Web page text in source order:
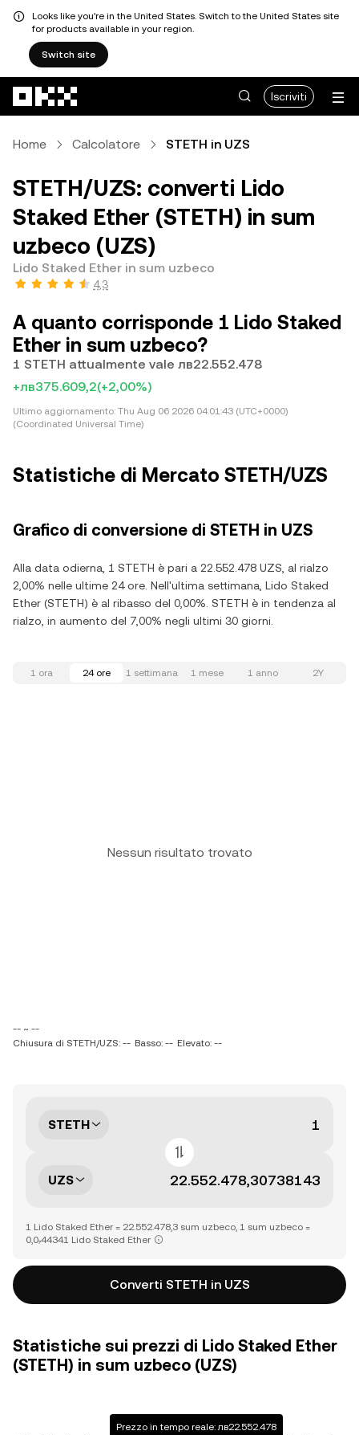
Looks like you're in the United States. Switch to the United States site
for products available in your region.
Switch site
Iscriviti
Home Calcolatore STETH in UZS
STETH/UZS: converti Lido
Staked Ether (STETH) in sum
uzbeco (UZS)
Lido Staked Ether in sum uzbeco
4,3
A quanto corrisponde 1 Lido Staked
Ether in sum uzbeco?
1 STETH attualmente vale лв22.552.478
+лв375.609,2(+2,00%)
Ultimo aggiornamento: Thu Aug 06 2026 04:01:43 (UTC+0000)
(Coordinated Universal Time)
Statistiche di Mercato STETH/UZS
Grafico di conversione di STETH in UZS
Alla data odierna, 1 STETH è pari a 22.552.478 UZS, al rialzo
2,00% nelle ultime 24 ore. Nell'ultima settimana, Lido Staked
Ether (STETH) è al ribasso del 0,00%. STETH è in tendenza al
rialzo, in aumento del 7,00% negli ultimi 30 giorni.
1 ora 24 ore 1 settimana 1 mese 1 anno 2Y
Nessun risultato trovato
-- ~ --
Chiusura di STETH/UZS: -- Basso: -- Elevato: --
STETH
UZS
1 Lido Staked Ether = 22.552.478,3 sum uzbeco, 1 sum uzbeco =
0,0₇44341 Lido Staked Ether
Converti STETH in UZS
Statistiche sui prezzi di Lido Staked Ether
(STETH) in sum uzbeco (UZS)
Prezzo in tempo reale: лв22.552.478